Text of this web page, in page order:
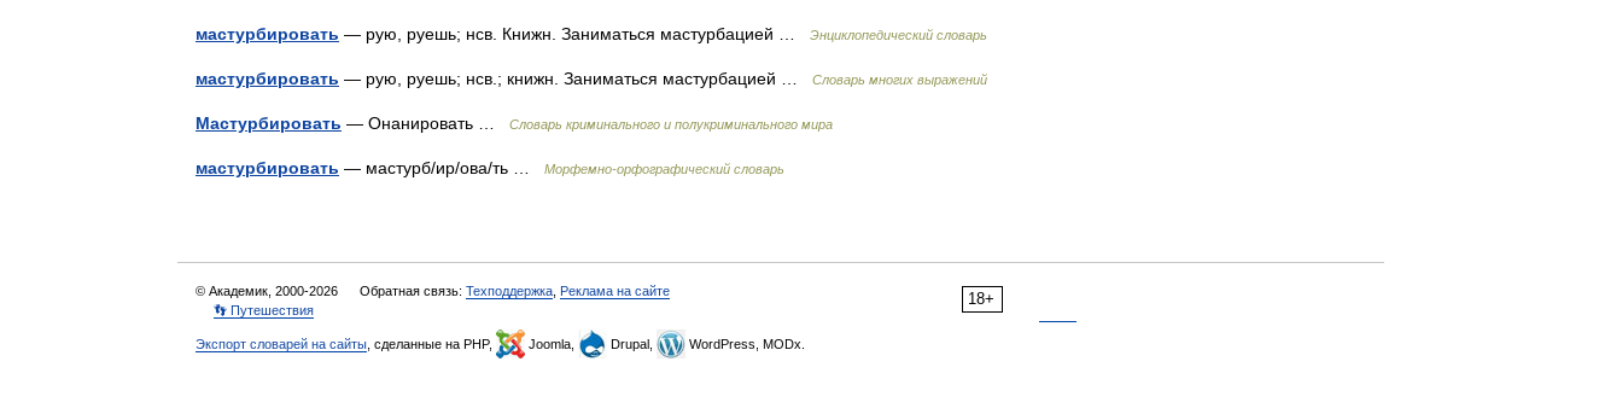
мастурбировать — рую, руешь; нсв. Книжн. Заниматься мастурбацией … Энциклопедический словарь
мастурбировать — рую, руешь; нсв.; книжн. Заниматься мастурбацией … Словарь многих выражений
Мастурбировать — Онанировать … Словарь криминального и полукриминального мира
мастурбировать — мастурб/ир/ова/ть … Морфемно-орфографический словарь
18+
© Академик, 2000-2026 Обратная связь: Техподдержка Реклама на сайте
👣 Путешествия
Экспорт словарей на сайты , сделанные на PHP, Joomla, Drupal, WordPress, MODx.